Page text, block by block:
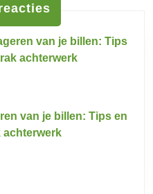
van je billen: Tips
achterwerk
van je billen: Tips en
achterwerk